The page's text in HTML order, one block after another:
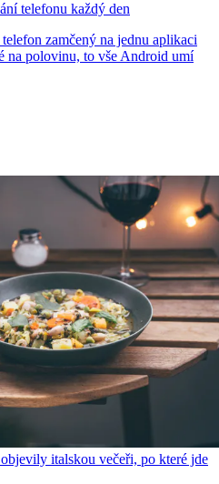
telefonu každý den
zamčený na jednu aplikaci
na polovinu, to vše Android umí
italskou večeři, po které jde